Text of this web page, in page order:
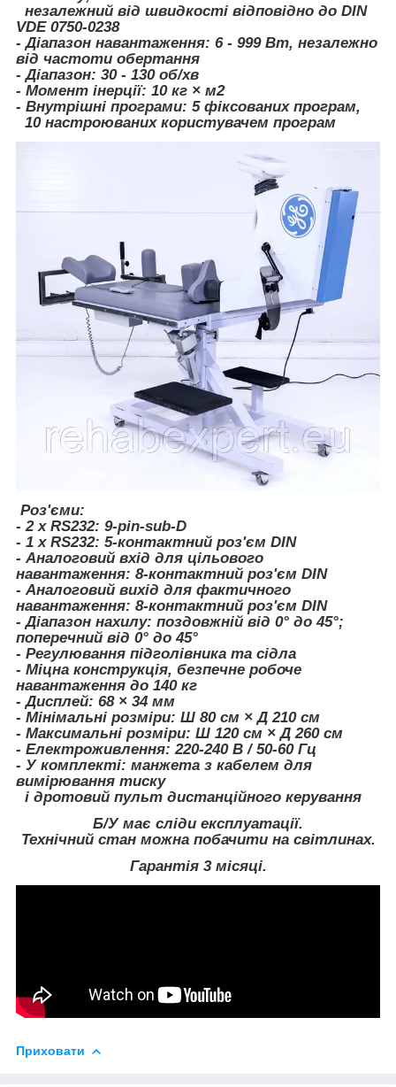
незалежний від швидкості відповідно до DIN
VDE 0750-0238
- Діапазон навантаження: 6 - 999 Вт, незалежно
від частоти обертання
- Діапазон: 30 - 130 об/хв
- Момент інерції: 10 кг × м2
- Внутрішні програми: 5 фіксованих програм,
10 настроюваних користувачем програм
Роз'єми:
- 2 x RS232: 9-pin-sub-D
- 1 x RS232: 5-контактний роз'єм DIN
- Аналоговий вхід для цільового
навантаження: 8-контактний роз'єм DIN
- Аналоговий вихід для фактичного
навантаження: 8-контактний роз'єм DIN
- Діапазон нахилу: поздовжній від 0° до 45°;
поперечний від 0° до 45°
- Регулювання підголівника та сідла
- Міцна конструкція, безпечне робоче
навантаження до 140 кг
- Дисплей: 68 × 34 мм
- Мінімальні розміри: Ш 80 см × Д 210 см
- Максимальні розміри: Ш 120 см × Д 260 см
- Електроживлення: 220-240 В / 50-60 Гц
- У комплекті: манжета з кабелем для
вимірювання тиску
і дротовий пульт дистанційного керування
Б/У має сліди експлуатації.
Технічний стан можна побачити на світлинах.
Гарантія 3 місяці.
Приховати